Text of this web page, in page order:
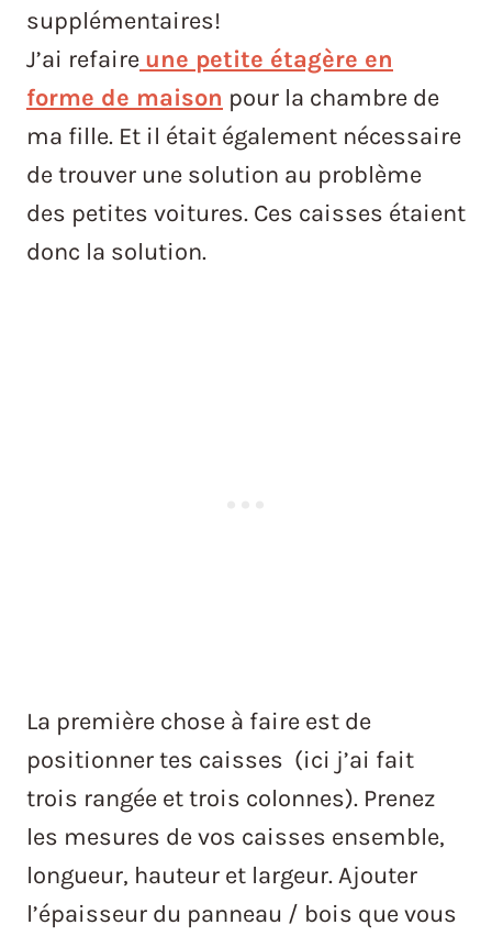
supplémentaires!
J’ai refaire une petite étagère en
forme de maison pour la chambre de
ma fille. Et il était également nécessaire
de trouver une solution au problème
des petites voitures. Ces caisses étaient
donc la solution.
La première chose à faire est de
positionner tes caisses (ici j’ai fait
trois rangée et trois colonnes). Prenez
les mesures de vos caisses ensemble,
longueur, hauteur et largeur. Ajouter
l’épaisseur du panneau / bois que vous